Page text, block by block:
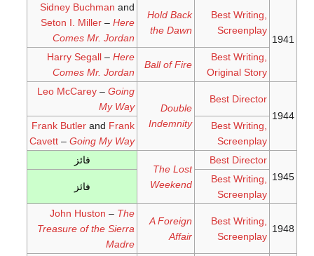
1941
Best Writing,
Screenplay
Hold Back
the Dawn
Sidney Buchman and
Seton I. Miller –Here
Comes Mr. Jordan
Best Writing,
Original Story
Ball of Fire
Harry Segall –Here
Comes Mr. Jordan
1944
Best Director
Double
Indemnity
Leo McCarey –Going
My Way
Best Writing,
Screenplay
Frank Butler and Frank
Cavett –Going My Way
1945
Best Director
The Lost
Weekend
فائز
Best Writing,
Screenplay
فائز
1948
Best Writing,
Screenplay
A Foreign
Affair
John Huston – The
Treasure of the Sierra
Madre